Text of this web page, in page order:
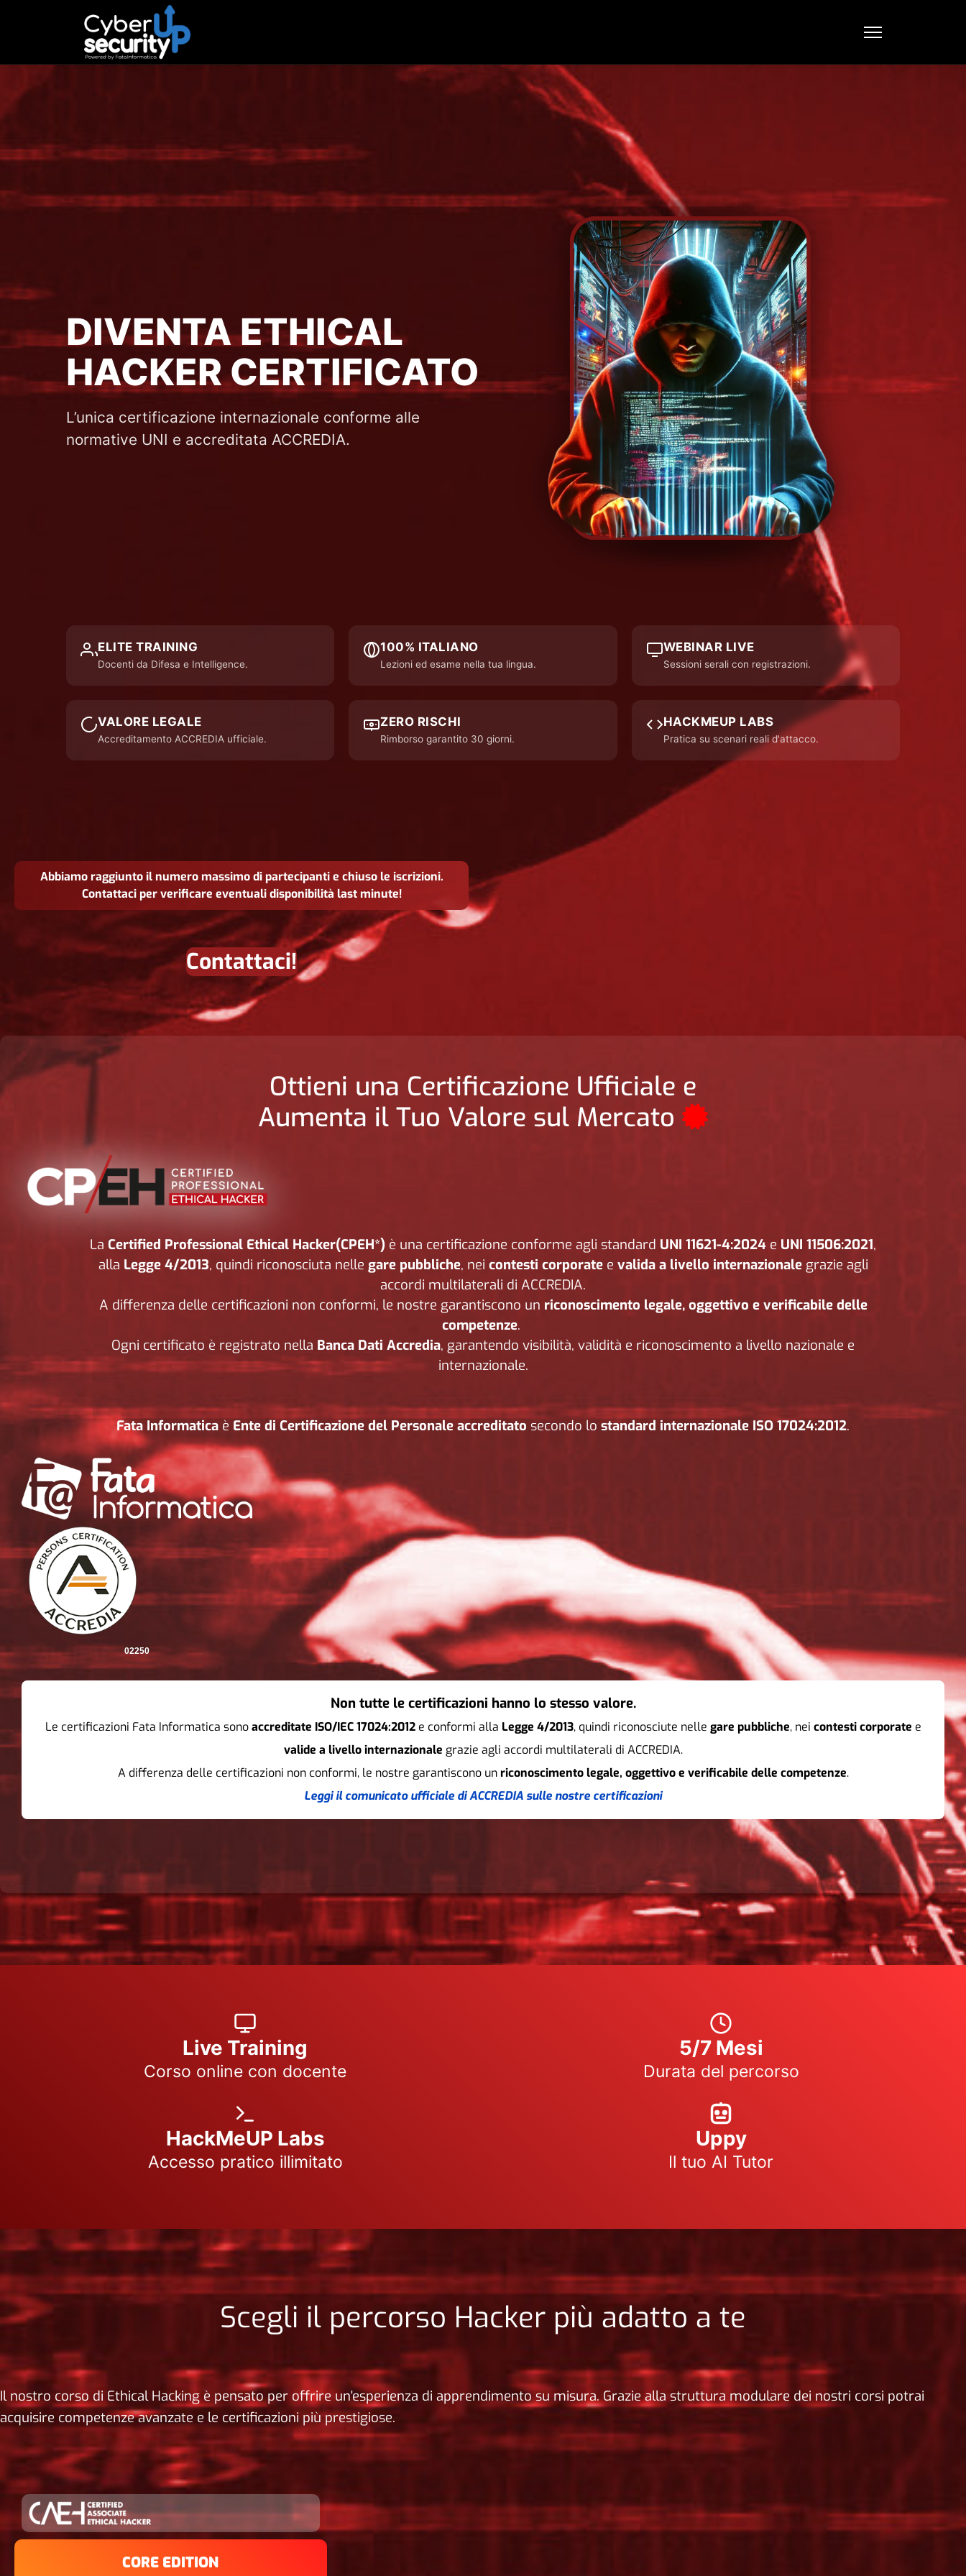
DIVENTA ETHICAL
HACKER CERTIFICATO
L’unica certificazione internazionale conforme alle
normative UNI e accreditata ACCREDIA.
ELITE TRAINING
Docenti da Difesa e Intelligence.
100% ITALIANO
Lezioni ed esame nella tua lingua.
WEBINAR LIVE
Sessioni serali con registrazioni.
VALORE LEGALE
Accreditamento ACCREDIA ufficiale.
ZERO RISCHI
Rimborso garantito 30 giorni.
HACKMEUP LABS
Pratica su scenari reali d'attacco.
Abbiamo raggiunto il numero massimo di partecipanti e chiuso le iscrizioni.
Contattaci per verificare eventuali disponibilità last minute!
Contattaci!
Ottieni una Certificazione Ufficiale e
Aumenta il Tuo Valore sul Mercato
La Certified Professional Ethical Hacker(CPEH*) è una certificazione conforme agli standard UNI 11621-4:2024 e UNI 11506:2021,
alla Legge 4/2013, quindi riconosciuta nelle gare pubbliche, nei contesti corporatee valida a livello internazionalegrazie agli
accordi multilaterali di ACCREDIA.
A differenza delle certificazioni non conformi, le nostre garantiscono un riconoscimento legale, oggettivo e verificabile delle
competenze.
Ogni certificato è registrato nella Banca Dati Accredia, garantendo visibilità, validità e riconoscimento a livello nazionale e
internazionale.
Fata Informatica è Ente di Certificazione del Personale accreditato secondo lo standard internazionale ISO 17024:2012.
02250
Non tutte le certificazioni hanno lo stesso valore.
Le certificazioni Fata Informatica sonoaccreditate ISO/IEC 17024:2012e conformi alla Legge 4/2013, quindi riconosciute nelle gare pubbliche, nei contesti corporate e
valide a livello internazionale grazie agli accordi multilaterali di ACCREDIA.
A differenza delle certificazioni non conformi, le nostre garantiscono unriconoscimento legale, oggettivo e verificabile delle competenze.
Leggi il comunicato ufficiale di ACCREDIA sulle nostre certificazioni
Live Training
Corso online con docente
5/7 Mesi
Durata del percorso
HackMeUP Labs
Accesso pratico illimitato
Uppy
Il tuo AI Tutor
Scegli il percorso Hacker più adatto a te
Il nostro corso di Ethical Hacking è pensato per offrire un'esperienza di apprendimento su misura. Grazie alla struttura modulare dei nostri corsi potrai
acquisire competenze avanzate e le certificazioni più prestigiose.
CORE EDITION